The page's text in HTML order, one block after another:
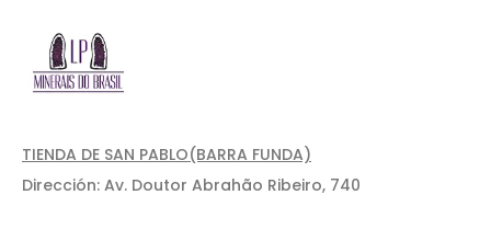
TIENDA DE SAN PABLO(BARRA FUNDA)
Dirección: Av. Doutor Abrahão Ribeiro, 740